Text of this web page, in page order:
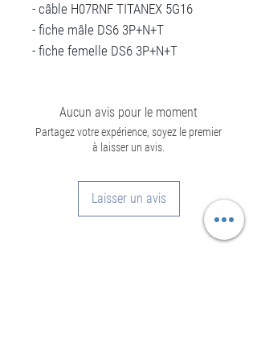
- câble H07RNF TITANEX 5G16
- fiche mâle DS6 3P+N+T
- fiche femelle DS6 3P+N+T
Aucun avis pour le moment
Partagez votre expérience, soyez le premier
à laisser un avis.
Laisser un avis